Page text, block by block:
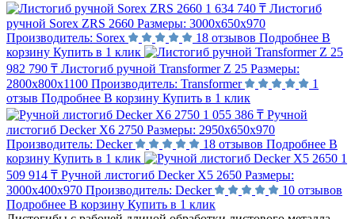
1 634 740 ₸ Листогиб
ручной Sorex ZRS 2660 Размеры: 3000x650x970
Производитель: Sorex 18 отзывов Подробнее В
корзину Купить в 1 клик
982 790 ₸ Листогиб ручной Transformer Z 25 Размеры:
2800x800x1100 Производитель: Transformer
1
отзыв Подробнее В корзину Купить в 1 клик
1 055 386 ₸ Ручной
листогиб Decker X6 2750 Размеры: 2950x650x970
Производитель: Decker 18 отзывов Подробнее В
корзину Купить в 1 клик
1
509 914 ₸ Ручной листогиб Decker X5 2650 Размеры:
3000х400x970 Производитель: Decker
10 отзывов
Подробнее В корзину Купить в 1 клик